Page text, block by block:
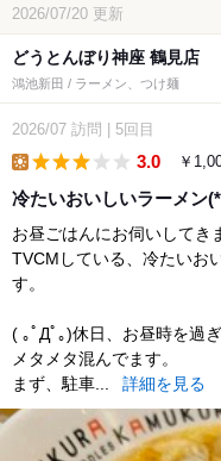
2026/07/20 更新
どうとんぼり神座 鶴見店
鴻池新田 / ラーメン、つけ麺
2026/07 訪問 5回目
3.0 ￥
冷たいおいしいラーメン
お昼ごはんにお伺いしてき
TVCMしている、冷たいお
す。
( ｡ﾟДﾟ｡)休日、お昼時を過ぎ
メタメタ混んでます。
まず、駐車...
詳細を見る